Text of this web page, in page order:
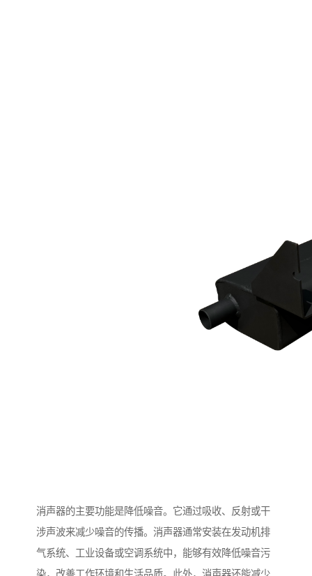
消声器的主要功能是降低噪音。它通过吸收、反射或干
涉声波来减少噪音的传播。消声器通常安装在发动机排
气系统、工业设备或空调系统中，能够有效降低噪音污
染，改善工作环境和生活品质。此外，消声器还能减少